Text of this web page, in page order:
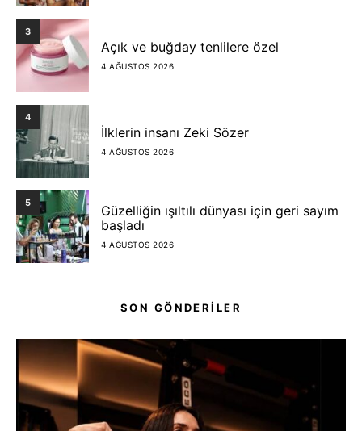
3
Açık ve buğday tenlilere özel
4 AĞUSTOS 2026
4
İlklerin insanı Zeki Sözer
4 AĞUSTOS 2026
5
Güzelliğin ışıltılı dünyası için geri sayım
başladı
4 AĞUSTOS 2026
SON GÖNDERİLER